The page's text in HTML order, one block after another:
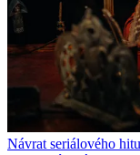
Návrat seriálového